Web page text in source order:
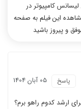
کامپیوتر در
این فیلم به صفحه
و پیروز باشید
05 آبان 1404 پاسخ
ارشد کدوم راهو برم؟